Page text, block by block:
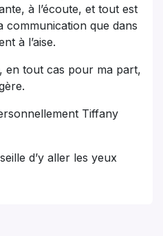
à l’écoute, et tout est
communication que dans
à l’aise.
en tout cas pour ma part,
Tiffany
d’y aller les yeux